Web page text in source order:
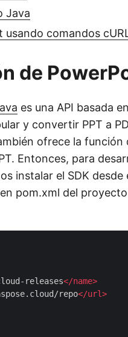
Java
usando comandos
de
es una API basada
y convertir PPT a
ofrece la función
Entonces, para
instalar el SDK
pom.xml del
releases</name>
repo</url>